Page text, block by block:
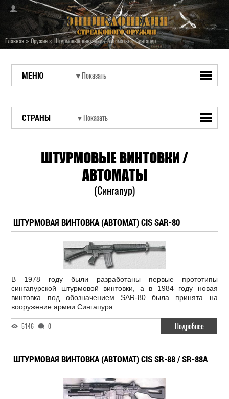
Главная»Оружие» Штурмовые винтовки / Автоматы»Сингапур
МЕНЮ
СТРАНЫ
ШТУРМОВЫЕ ВИНТОВКИ /
АВТОМАТЫ
(Сингапур)
ШТУРМОВАЯ ВИНТОВКА (АВТОМАТ) CIS SAR-80
В 1978 году были разработаны первые прототипы
сингапурской штурмовой винтовки, а в 1984 году новая
винтовка под обозначением SAR-80 была принята на
вооружение армии Сингапура.
5146 0 Подробнее
ШТУРМОВАЯ ВИНТОВКА (АВТОМАТ) CIS SR-88 / SR-88A